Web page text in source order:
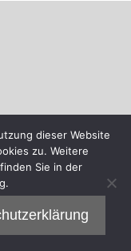
dieser Website
zu. Weitere
Sie in der